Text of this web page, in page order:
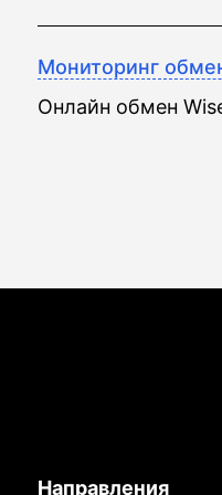
Мониторинг
Онлайн обмен
Направления